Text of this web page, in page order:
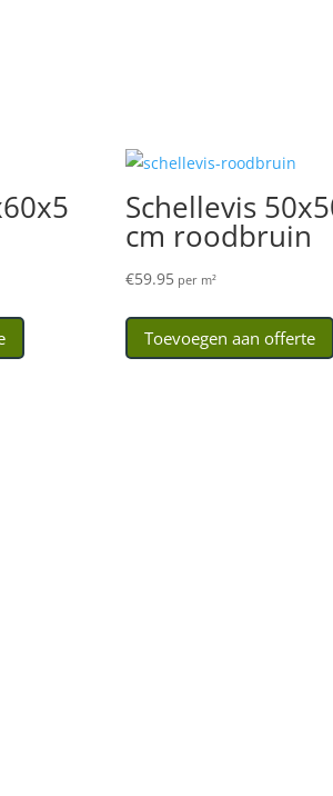
Schellevis
cm roodbruin
€59.95 per m²
Toevoegen aan offerte